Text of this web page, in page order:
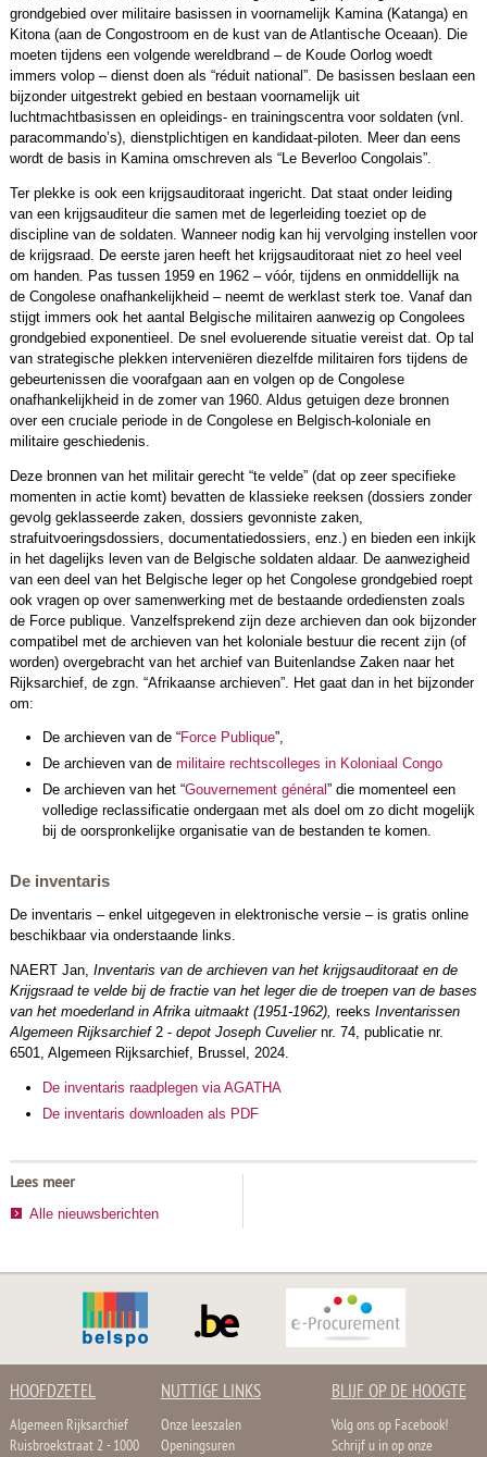
grondgebied over militaire basissen in voornamelijk Kamina (Katanga) en
Kitona (aan de Congostroom en de kust van de Atlantische Oceaan). Die
moeten tijdens een volgende wereldbrand – de Koude Oorlog woedt
immers volop – dienst doen als “réduit national”. De basissen beslaan een
bijzonder uitgestrekt gebied en bestaan voornamelijk uit
luchtmachtbasissen en opleidings- en trainingscentra voor soldaten (vnl.
paracommando’s), dienstplichtigen en kandidaat-piloten. Meer dan eens
wordt de basis in Kamina omschreven als “Le Beverloo Congolais”.
Ter plekke is ook een krijgsauditoraat ingericht. Dat staat onder leiding
van een krijgsauditeur die samen met de legerleiding toeziet op de
discipline van de soldaten. Wanneer nodig kan hij vervolging instellen voor
de krijgsraad. De eerste jaren heeft het krijgsauditoraat niet zo heel veel
om handen. Pas tussen 1959 en 1962 – vóór, tijdens en onmiddellijk na
de Congolese onafhankelijkheid – neemt de werklast sterk toe. Vanaf dan
stijgt immers ook het aantal Belgische militairen aanwezig op Congolees
grondgebied exponentieel. De snel evoluerende situatie vereist dat. Op tal
van strategische plekken interveniëren diezelfde militairen fors tijdens de
gebeurtenissen die voorafgaan aan en volgen op de Congolese
onafhankelijkheid in de zomer van 1960. Aldus getuigen deze bronnen
over een cruciale periode in de Congolese en Belgisch-koloniale en
militaire geschiedenis.
Deze bronnen van het militair gerecht “te velde” (dat op zeer specifieke
momenten in actie komt) bevatten de klassieke reeksen (dossiers zonder
gevolg geklasseerde zaken, dossiers gevonniste zaken,
strafuitvoeringsdossiers, documentatiedossiers, enz.) en bieden een inkijk
in het dagelijks leven van de Belgische soldaten aldaar. De aanwezigheid
van een deel van het Belgische leger op het Congolese grondgebied roept
ook vragen op over samenwerking met de bestaande ordediensten zoals
de Force publique. Vanzelfsprekend zijn deze archieven dan ook bijzonder
compatibel met de archieven van het koloniale bestuur die recent zijn (of
worden) overgebracht van het archief van Buitenlandse Zaken naar het
Rijksarchief, de zgn. “Afrikaanse archieven”. Het gaat dan in het bijzonder
om:
De archieven van de “Force Publique”,
De archieven van de militaire rechtscolleges in Koloniaal Congo
De archieven van het “Gouvernement général” die momenteel een
volledige reclassificatie ondergaan met als doel om zo dicht mogelijk
bij de oorspronkelijke organisatie van de bestanden te komen.
De inventaris
De inventaris – enkel uitgegeven in elektronische versie – is gratis online
beschikbaar via onderstaande links.
NAERT Jan, Inventaris van de archieven van het krijgsauditoraat en de
Krijgsraad te velde bij de fractie van het leger die de troepen van de bases
van het moederland in Afrika uitmaakt (1951-1962), reeks Inventarissen
Algemeen Rijksarchief2 - depot Joseph Cuveliernr. 74, publicatie nr.
6501, Algemeen Rijksarchief, Brussel, 2024.
De inventaris raadplegen via AGATHA
De inventaris downloaden als PDF
Lees meer
Alle nieuwsberichten
HOOFDZETEL
Algemeen Rijksarchief
Ruisbroekstraat 2 - 1000
NUTTIGE LINKS
Onze leeszalen
Openingsuren
BLIJF OP DE HOOGTE
Volg ons op Facebook!
Schrijf u in op onze